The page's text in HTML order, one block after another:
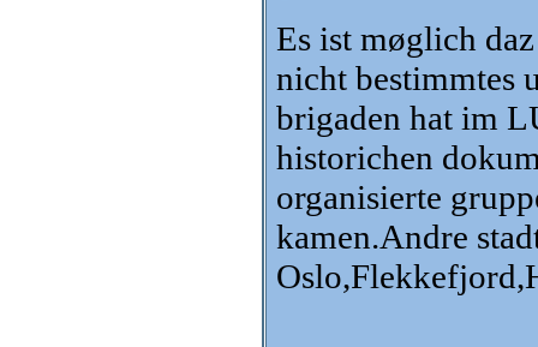
Es ist møglich
nicht bestimmtes
brigaden hat im
historichen
organisierte
kamen.Andre